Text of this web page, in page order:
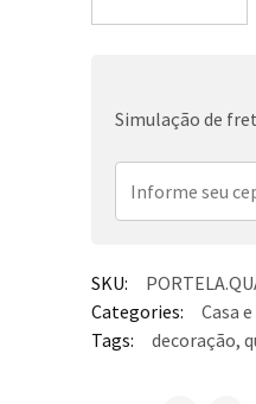
Simulação de
SKU:
Categories:
Casa
Tags:
decoração,